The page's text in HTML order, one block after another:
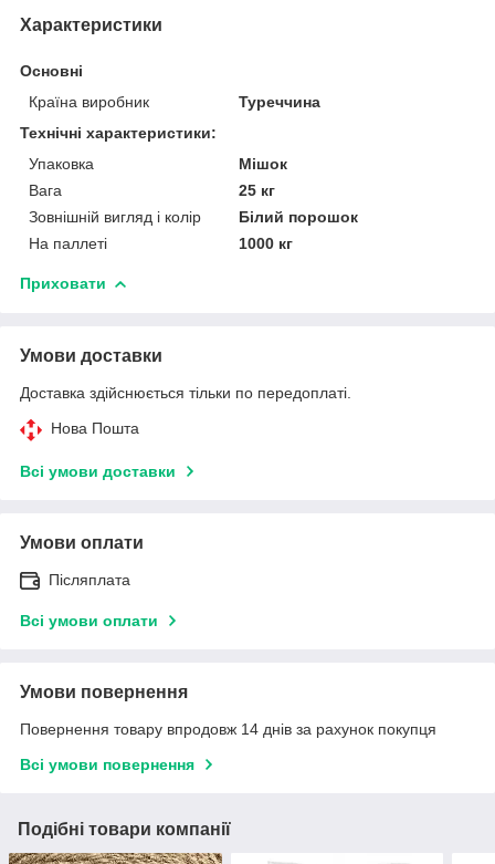
Характеристики
Основні
Країна виробник
Туреччина
Технічні характеристики:
Упаковка
Мішок
Вага
25 кг
Зовнішній вигляд і колір
Білий порошок
На паллеті
1000 кг
Приховати
Умови доставки
Доставка здійснюється тільки по передоплаті.
Нова Пошта
Всі умови доставки
Умови оплати
Післяплата
Всі умови оплати
Умови повернення
Повернення товару впродовж 14 днів за рахунок покупця
Всі умови повернення
Подібні товари компанії